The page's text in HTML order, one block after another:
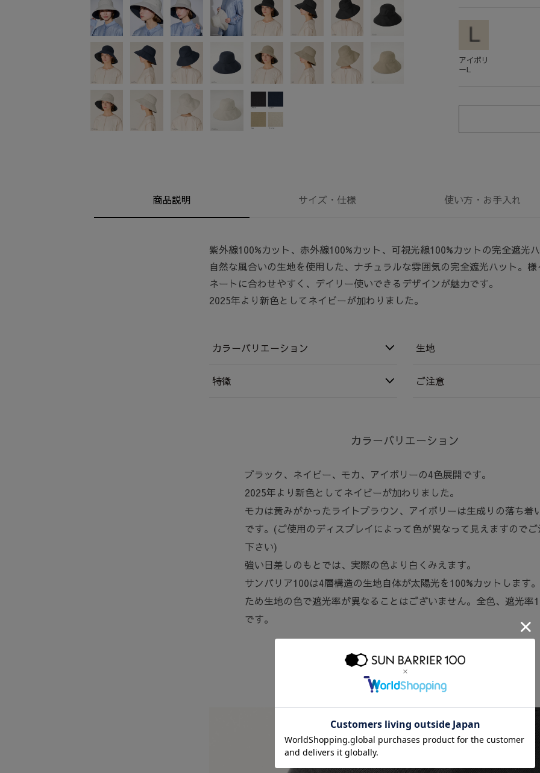
アイボリ
ーL
商品説明 サイズ・ 仕様 使い方・ お手入れ
紫外線100%カット、赤外線100%カット、可視光線100%カットの完全遮光ハ
自然な風合いの生地を使用した、ナチュラルな雰囲気の完全遮光ハット。様
ネートに合わせやすく、デイリー使いできるデザインが魅力です。
2025年より新色としてネイビーが加わりました。
カラーバリエーション 生地
特徴 ご注意
カラーバリエーション
ブラック、ネイビー、モカ、アイボリーの4色展開です。
2025年より新色としてネイビーが加わりました。
モカは黄みがかったライトブラウン、アイボリーは生成りの落ち着
です。(ご使用のディスプレイによって色が異なって見えますのでご
下さい)
強い日差しのもとでは、実際の色より白くみえます。
サンバリア100は4層構造の生地自体が太陽光を100%カットします
ため生地の色で遮光率が異なることはございません。全色、遮光率
です。
生地